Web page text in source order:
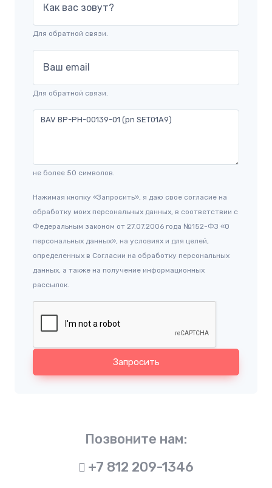
Как вас зовут?
Для обратной связи.
Ваш email
Для обратной связи.
не более 50 символов.
Нажимая кнопку «Запросить», я даю свое согласие на
обработку моих персональных данных, в соответствии с
Федеральным законом от 27.07.2006 года №152-ФЗ «О
персональных данных», на условиях и для целей,
определенных в Согласии на обработку персональных
данных, а также на получение информационных
рассылок.
Запросить
Позвоните нам:
+7 812 209-1346